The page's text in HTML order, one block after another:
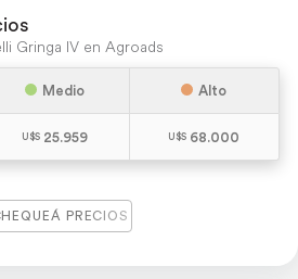
Gringa IV en Agroads
Medio Alto
25.959 68.000
PRECIOS